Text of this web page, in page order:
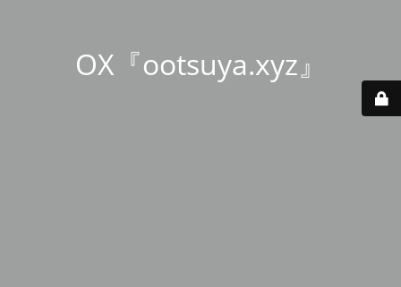
OX『ootsuya.xyz』